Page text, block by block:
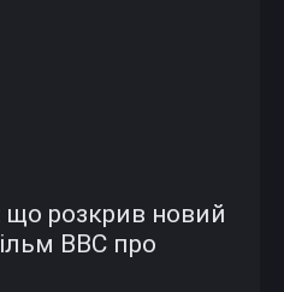
що розкрив новий
ВВС про